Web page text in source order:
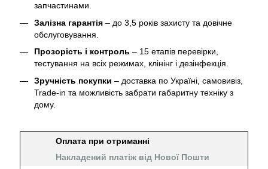
запчастинами.
Залізна гарантія – до 3,5 років захисту та довічне
обслуговування.
Прозорість і контроль – 15 етапів перевірки,
тестування на всіх режимах, клінінг і дезінфекція.
Зручність покупки – доставка по Україні, самовивіз,
Trade-in та можливість забрати габаритну техніку з
дому.
Оплата при отриманні
Накладений платіж від Нової Пошти